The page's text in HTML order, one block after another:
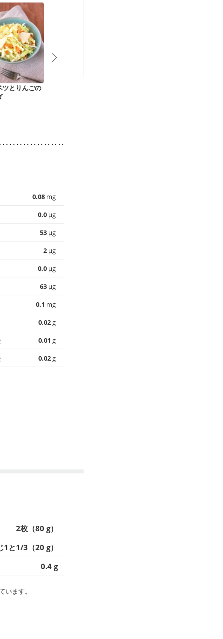
ツとりんごの
0.08 mg
0.0 µg
53 µg
2 µg
0.0 µg
63 µg
0.1 mg
0.02g
0.01 g
0.02g
2枚（80 g）
1と1/3（20 g）
0.4 g
ます。